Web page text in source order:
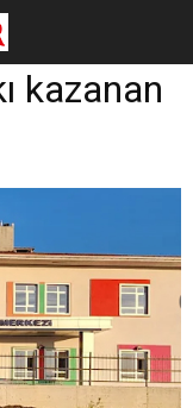
kazanan